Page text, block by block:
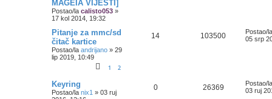
MAGEIA VIJESTI]
Postao/la calisto053 »
17 kol 2014, 19:32
Pitanje za mmc/sd
čitač kartice
Postao/la andrijano » 29
lip 2019, 10:49
1 2
14 103500
Postao/
05 srp
Keyring
Postao/la nix1 » 03 ruj
0 26369
Postao/
03 ruj